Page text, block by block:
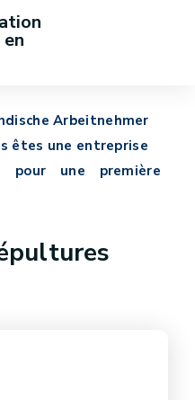
Arbeitnehmer
êtes une entreprise
pour une première